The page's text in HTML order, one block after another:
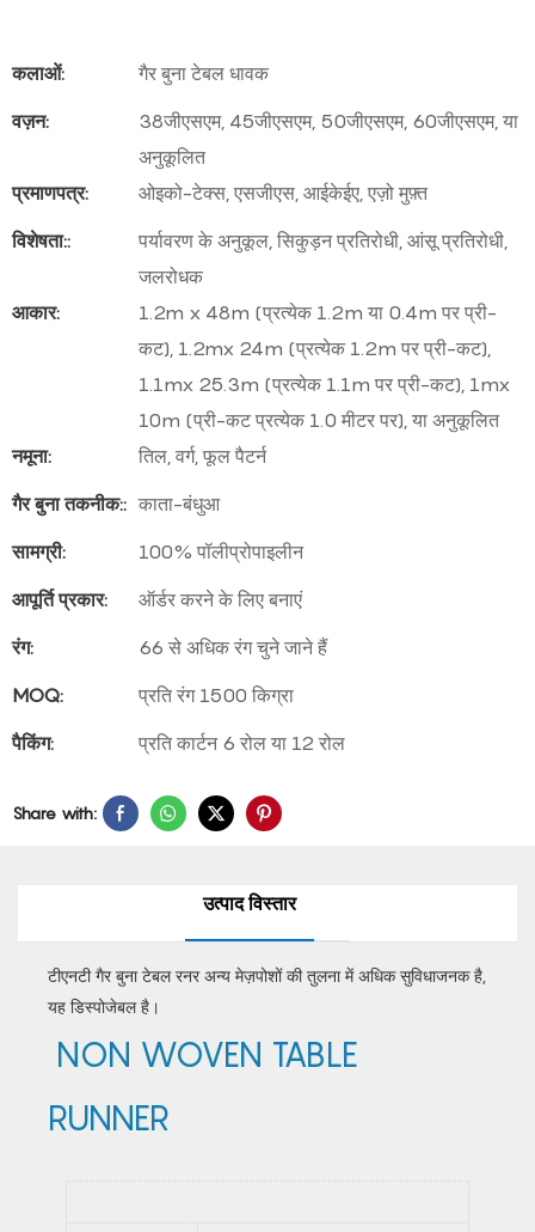
कलाओं:
गैर बुना टेबल धावक
वज़न:
38जीएसएम, 45जीएसएम, 50जीएसएम, 60जीएसएम, या
अनुकूलित
प्रमाणपत्र:
ओइको-टेक्स, एसजीएस, आईकेईए, एज़ो मुफ़्त
विशेषता::
पर्यावरण के अनुकूल, सिकुड़न प्रतिरोधी, आंसू प्रतिरोधी,
जलरोधक
आकार:
1.2m x 48m (प्रत्येक 1.2m या 0.4m पर प्री-
कट), 1.2mx 24m (प्रत्येक 1.2m पर प्री-कट),
1.1mx 25.3m (प्रत्येक 1.1m पर प्री-कट), 1mx
10m (प्री-कट प्रत्येक 1.0 मीटर पर), या अनुकूलित
नमूना:
तिल, वर्ग, फूल पैटर्न
गैर बुना तकनीक:: काता-बंधुआ
सामग्री:
100% पॉलीप्रोपाइलीन
आपूर्ति प्रकार:
ऑर्डर करने के लिए बनाएं
रंग:
66 से अधिक रंग चुने जाने हैं
MOQ:
प्रति रंग 1500 किग्रा
पैकिंग:
प्रति कार्टन 6 रोल या 12 रोल
Share with:
उत्पाद विस्तार
टीएनटी गैर बुना टेबल रनर अन्य मेज़पोशों की तुलना में अधिक सुविधाजनक है,
यह डिस्पोजेबल है।
NON WOVEN TABLE
RUNNER